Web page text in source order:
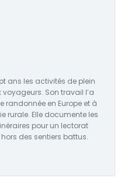
ans les activités de plein
Son travail l’a
randonnée en Europe et à
rurale. Elle documente les
pour un lectorat
des sentiers battus.